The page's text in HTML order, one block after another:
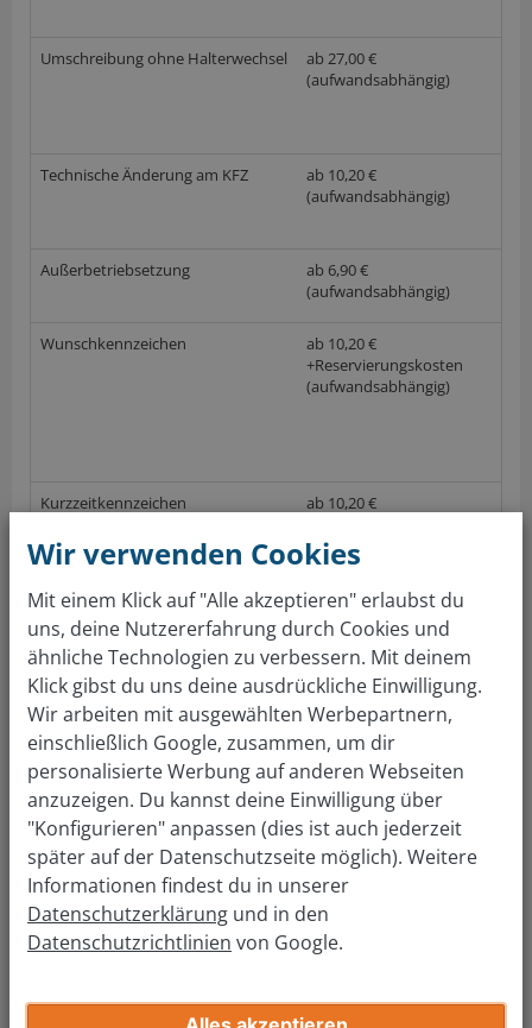
Umschreibung ohne Halterwechsel
ab 27,00 €
(aufwandsabhängig)
Technische Änderung am KFZ
ab 10,20 €
(aufwandsabhängig)
Außerbetriebsetzung
ab 6,90 €
(aufwandsabhängig)
Wunschkennzeichen
ab 10,20 €
+Reservierungskosten
(aufwandsabhängig)
Kurzzeitkennzeichen
ab 10,20 €
(nach GebOSt, Anlage 1 (zu § 1), Stand 01.06.2017; keine Gewährleistung auf die
Gratis Autowert berechnen
Über 4 Mio Kunden sind überzeugt. Auto bewerten &
verkaufen: so einfach wie nie!
Adresse Führerscheinstelle:
Führerscheinstelle Köln
Ottmar-Pohl Platz 1
51103 Köln
Tel.:(0221) 221-26155
E-Mail:fuehrerschein@stadt-koeln.de
Wir verwenden Cookies
Mit einem Klick auf "Alle akzeptieren" erlaubst du
uns, deine Nutzererfahrung durch Cookies und
ähnliche Technologien zu verbessern. Mit deinem
Klick gibst du uns deine ausdrückliche Einwilligung.
Wir arbeiten mit ausgewählten Werbepartnern,
einschließlich Google, zusammen, um dir
personalisierte Werbung auf anderen Webseiten
anzuzeigen. Du kannst deine Einwilligung über
"Konfigurieren" anpassen (dies ist auch jederzeit
später auf der Datenschutzseite möglich). Weitere
Informationen findest du in unserer
Datenschutzerklärung und in den
Datenschutzrichtlinien von Google.